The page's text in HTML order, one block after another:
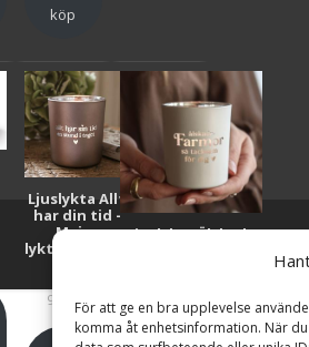
För att ge en bra upplevelse
komma åt enhetsinformation. När
köp
Ljuslykta Allt
har din tid -
Majas
lyktor/Suicide
99
kr
Ljuslykta Älskade
99kr